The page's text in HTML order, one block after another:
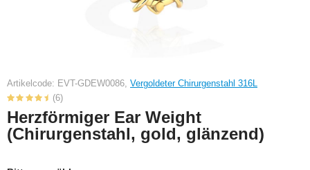
Artikelcode: EVT-GDEW0086, Vergoldeter Chirurgenstahl 316L
(6)
Herzförmiger Ear Weight
(Chirurgenstahl, gold, glänzend)